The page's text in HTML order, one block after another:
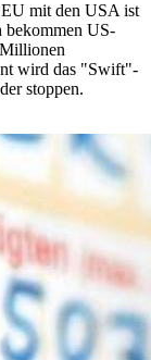
mit den USA ist
bekommen US-
wird das "Swift"-
stoppen.